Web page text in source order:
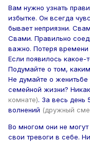
Вам нужно узнать
избытке. Он всегда
бывает неприязни.
Свами. Правильно
важно. Потеря времени
Если появилось какое-
Подумайте о том,
Не думайте о женитьбе
семейной жизни?
комнате). За весь день
волнений (дружный
Во многом они не
свои тревоги в себе.